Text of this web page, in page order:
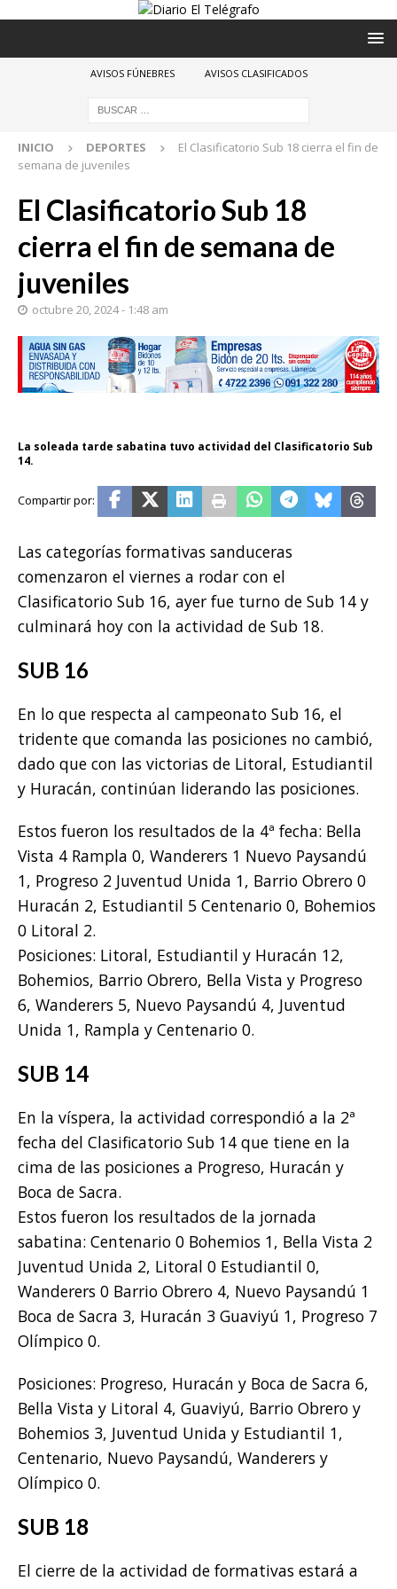
AVISOS FÚNEBRES AVISOS CLASIFICADOS
INICIO DEPORTES
El Clasificatorio Sub 18 cierra el fin de
semana de juveniles
El Clasificatorio Sub 18
cierra el fin de semana de
juveniles
octubre 20, 2024 - 1:48 am
La soleada tarde sabatina tuvo actividad del Clasificatorio Sub
14.
Las categorías formativas sanduceras
comenzaron el viernes a rodar con el
Clasificatorio Sub 16, ayer fue turno de Sub 14 y
culminará hoy con la actividad de Sub 18.
SUB 16
En lo que respecta al campeonato Sub 16, el
tridente que comanda las posiciones no cambió,
dado que con las victorias de Litoral, Estudiantil
y Huracán, continúan liderando las posiciones.
Estos fueron los resultados de la 4ª fecha: Bella
Vista 4 Rampla 0, Wanderers 1 Nuevo Paysandú
1, Progreso 2 Juventud Unida 1, Barrio Obrero 0
Huracán 2, Estudiantil 5 Centenario 0, Bohemios
0 Litoral 2.
Posiciones: Litoral, Estudiantil y Huracán 12,
Bohemios, Barrio Obrero, Bella Vista y Progreso
6, Wanderers 5, Nuevo Paysandú 4, Juventud
Unida 1, Rampla y Centenario 0.
SUB 14
En la víspera, la actividad correspondió a la 2ª
fecha del Clasificatorio Sub 14 que tiene en la
cima de las posiciones a Progreso, Huracán y
Boca de Sacra.
Estos fueron los resultados de la jornada
sabatina: Centenario 0 Bohemios 1, Bella Vista 2
Juventud Unida 2, Litoral 0 Estudiantil 0,
Wanderers 0 Barrio Obrero 4, Nuevo Paysandú 1
Boca de Sacra 3, Huracán 3 Guaviyú 1, Progreso 7
Olímpico 0.
Posiciones: Progreso, Huracán y Boca de Sacra 6,
Bella Vista y Litoral 4, Guaviyú, Barrio Obrero y
Bohemios 3, Juventud Unida y Estudiantil 1,
Centenario, Nuevo Paysandú, Wanderers y
Olímpico 0.
SUB 18
El cierre de la actividad de formativas estará a